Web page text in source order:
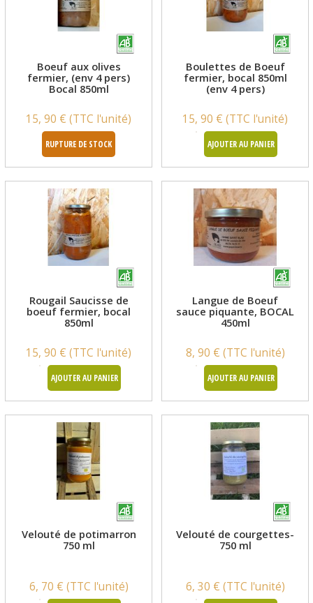
Boeuf aux olives
fermier, (env 4 pers)
Bocal 850ml
15, 90 € (TTC l'unité)
RUPTURE DE STOCK
Boulettes de Boeuf
fermier, bocal 850ml
(env 4 pers)
15, 90 € (TTC l'unité)
AJOUTER AU PANIER
Rougail Saucisse de
boeuf fermier, bocal
850ml
15, 90 € (TTC l'unité)
AJOUTER AU PANIER
Langue de Boeuf
sauce piquante, BOCAL
450ml
8, 90 € (TTC l'unité)
AJOUTER AU PANIER
Velouté de potimarron
750 ml
6, 70 € (TTC l'unité)
Velouté de courgettes-
750 ml
6, 30 € (TTC l'unité)